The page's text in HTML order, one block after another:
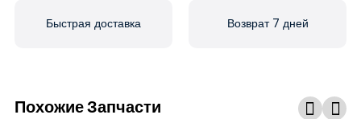
Быстрая доставка Возврат 7 дней
Похожие Запчасти